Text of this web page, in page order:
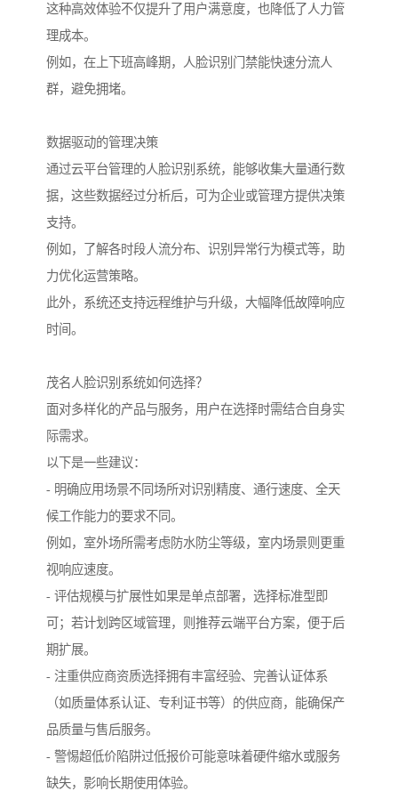
这种高效体验不仅提升了用户满意度，也降低了人力管
理成本。
例如，在上下班高峰期，人脸识别门禁能快速分流人
群，避免拥堵。
数据驱动的管理决策
通过云平台管理的人脸识别系统，能够收集大量通行数
据，这些数据经过分析后，可为企业或管理方提供决策
支持。
例如，了解各时段人流分布、识别异常行为模式等，助
力优化运营策略。
此外，系统还支持远程维护与升级，大幅降低故障响应
时间。
茂名人脸识别系统如何选择？
面对多样化的产品与服务，用户在选择时需结合自身实
际需求。
以下是一些建议：
- 明确应用场景不同场所对识别精度、通行速度、全天
候工作能力的要求不同。
例如，室外场所需考虑防水防尘等级，室内场景则更重
视响应速度。
- 评估规模与扩展性如果是单点部署，选择标准型即
可；若计划跨区域管理，则推荐云端平台方案，便于后
期扩展。
- 注重供应商资质选择拥有丰富经验、完善认证体系
（如质量体系认证、专利证书等）的供应商，能确保产
品质量与售后服务。
- 警惕超低价陷阱过低报价可能意味着硬件缩水或服务
缺失，影响长期使用体验。